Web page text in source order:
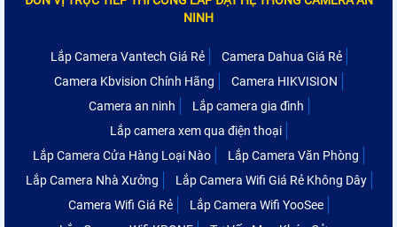
NINH
Lắp Camera Vantech Giá Rẻ
Camera Dahua Giá Rẻ
Camera Kbvision Chính Hãng
Camera HIKVISION
Camera an ninh
Lắp camera gia đình
Lắp camera xem qua điện thoại
Lắp Camera Cửa Hàng Loại Nào
Lắp Camera Văn Phòng
Lắp Camera Nhà Xưởng
Lắp Camera Wifi Giá Rẻ Không Dây
Camera Wifi Giá Rẻ
Lắp Camera Wifi YooSee